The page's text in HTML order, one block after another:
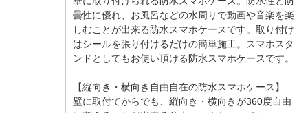
曇性に優れ、お風呂などの水周りで動画や音楽を楽
しむことが出来る防水スマホケースです。取り付け
はシールを張り付けるだけの簡単施工。スマホスタ
ンドとしてもお使い頂ける防水スマホケースです。
【縦向き・横向き自由自在の防水スマホケース】
壁に取付てからでも、縦向き・横向きが360度自由